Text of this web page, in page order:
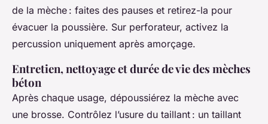
de la mèche : faites des pauses et retirez-la pour
évacuer la poussière. Sur perforateur, activez la
percussion uniquement après amorçage.
Entretien, nettoyage et durée de vie des mèches
béton
Après chaque usage, dépoussiérez la mèche avec
une brosse. Contrôlez l’usure du taillant : un taillant